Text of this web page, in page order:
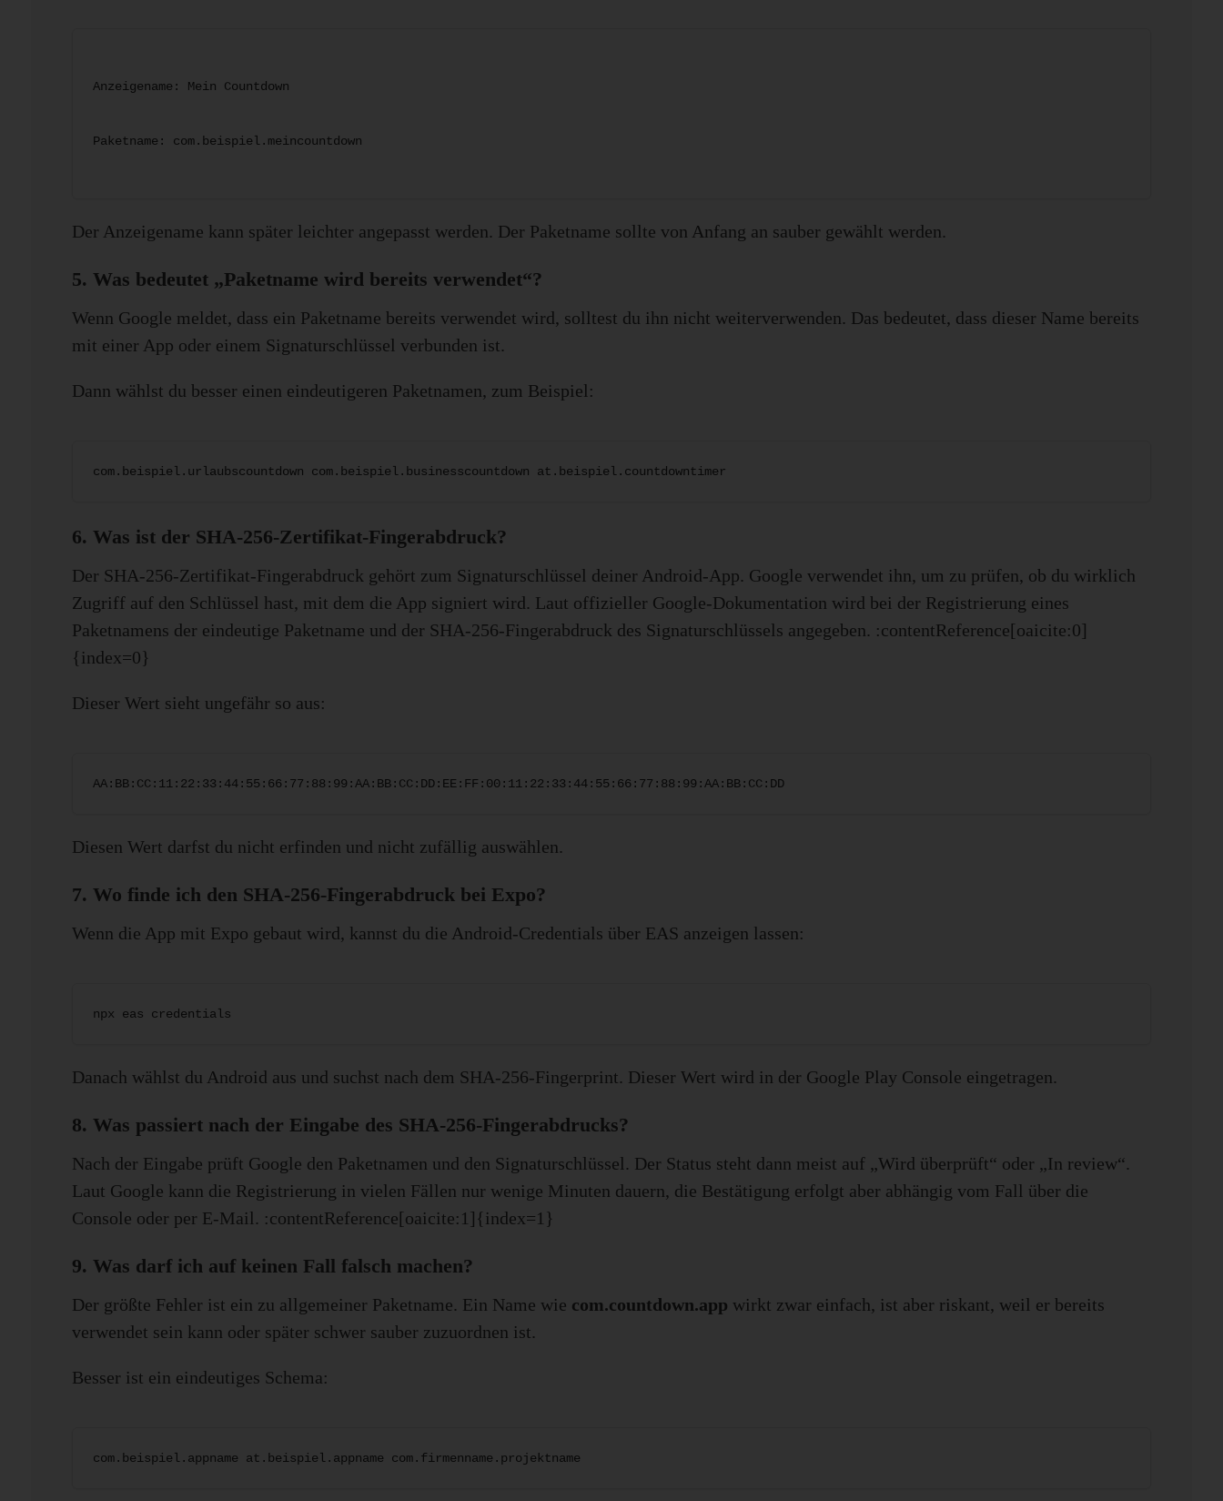
Anzeigename: Mein Countdown
Paketname: com.beispiel.meincountdown
Der Anzeigename kann später leichter angepasst werden. Der Paketname sollte von Anfang an sauber gewählt werden.
5. Was bedeutet „Paketname wird bereits verwendet“?
Wenn Google meldet, dass ein Paketname bereits verwendet wird, solltest du ihn nicht weiterverwenden. Das bedeutet, dass dieser Name bereits
mit einer App oder einem Signaturschlüssel verbunden ist.
Dann wählst du besser einen eindeutigeren Paketnamen, zum Beispiel:
com.beispiel.urlaubscountdown com.beispiel.businesscountdown at.beispiel.countdowntimer
6. Was ist der SHA-256-Zertifikat-Fingerabdruck?
Der SHA-256-Zertifikat-Fingerabdruck gehört zum Signaturschlüssel deiner Android-App. Google verwendet ihn, um zu prüfen, ob du wirklich
Zugriff auf den Schlüssel hast, mit dem die App signiert wird. Laut offizieller Google-Dokumentation wird bei der Registrierung eines
Paketnamens der eindeutige Paketname und der SHA-256-Fingerabdruck des Signaturschlüssels angegeben. :contentReference[oaicite:0]
{index=0}
Dieser Wert sieht ungefähr so aus:
AA:BB:CC:11:22:33:44:55:66:77:88:99:AA:BB:CC:DD:EE:FF:00:11:22:33:44:55:66:77:88:99:AA:BB:CC:DD
Diesen Wert darfst du nicht erfinden und nicht zufällig auswählen.
7. Wo finde ich den SHA-256-Fingerabdruck bei Expo?
Wenn die App mit Expo gebaut wird, kannst du die Android-Credentials über EAS anzeigen lassen:
npx eas credentials
Danach wählst du Android aus und suchst nach dem SHA-256-Fingerprint. Dieser Wert wird in der Google Play Console eingetragen.
8. Was passiert nach der Eingabe des SHA-256-Fingerabdrucks?
Nach der Eingabe prüft Google den Paketnamen und den Signaturschlüssel. Der Status steht dann meist auf „Wird überprüft“ oder „In review“.
Laut Google kann die Registrierung in vielen Fällen nur wenige Minuten dauern, die Bestätigung erfolgt aber abhängig vom Fall über die
Console oder per E-Mail. :contentReference[oaicite:1]{index=1}
9. Was darf ich auf keinen Fall falsch machen?
Der größte Fehler ist ein zu allgemeiner Paketname. Ein Name wie com.countdown.app wirkt zwar einfach, ist aber riskant, weil er bereits
verwendet sein kann oder später schwer sauber zuzuordnen ist.
Besser ist ein eindeutiges Schema:
com.beispiel.appname at.beispiel.appname com.firmenname.projektname